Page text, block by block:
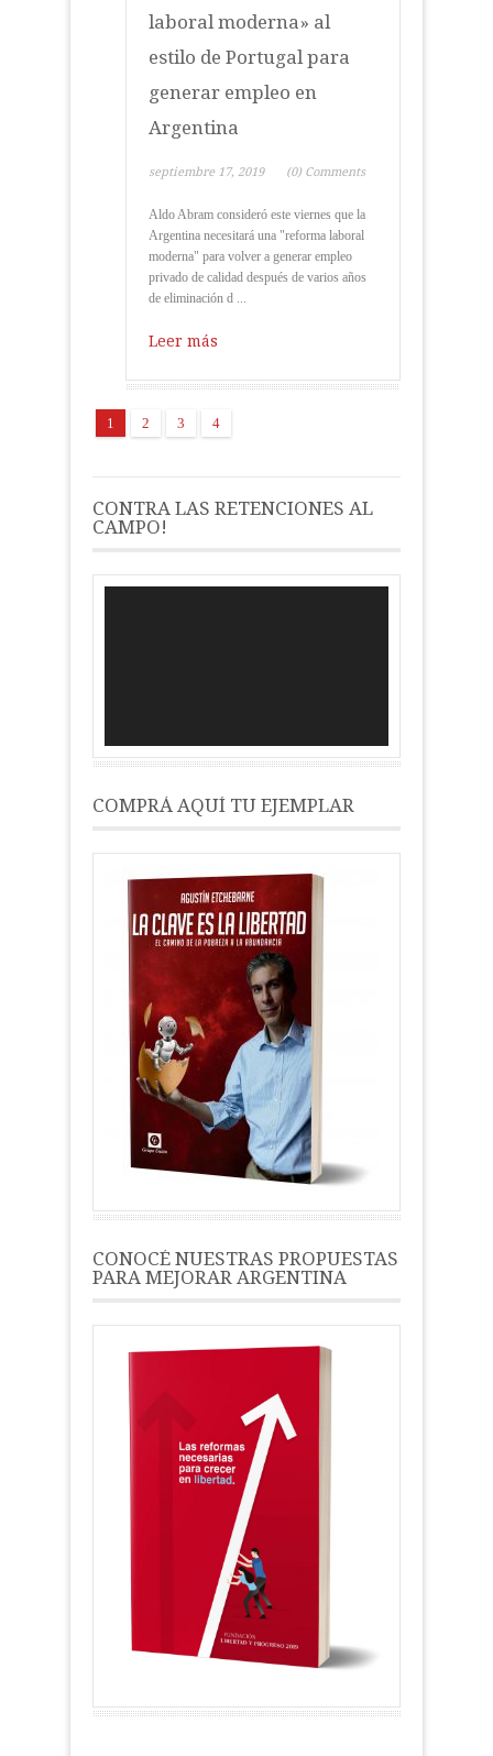
laboral moderna» al
estilo de Portugal para
generar empleo en
Argentina
septiembre 17, 2019 (0) Comments
Aldo Abram consideró este viernes que la
Argentina necesitará una "reforma laboral
moderna" para volver a generar empleo
privado de calidad después de varios años
de eliminación d ...
Leer más
1 2 3 4
CONTRA LAS RETENCIONES AL
CAMPO!
COMPRÁ AQUÍ TU EJEMPLAR
CONOCÉ NUESTRAS PROPUESTAS
PARA MEJORAR ARGENTINA